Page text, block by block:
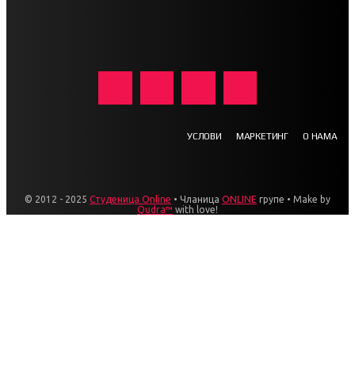
УСЛОВИ МАРКЕТИНГ О НАМА
© 2012 - 2025 Студеница Online • Чланица ONLINE групе • Make by
Qudra™ with love!